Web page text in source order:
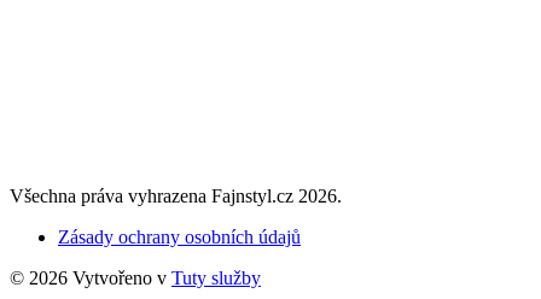
Všechna práva vyhrazena Fajnstyl.cz 2026.
Zásady ochrany osobních údajů
© 2026 Vytvořeno v Tuty služby